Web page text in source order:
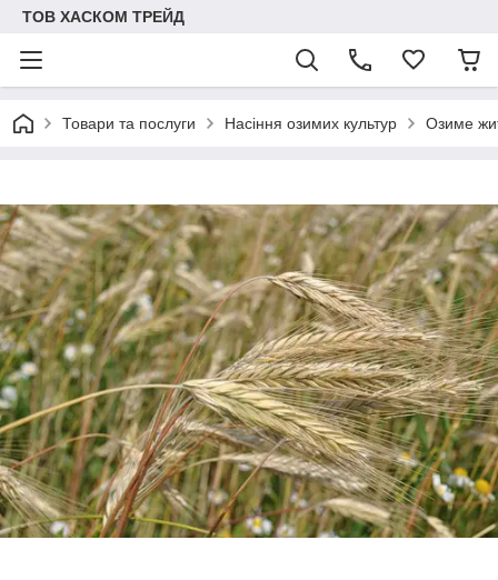
ТОВ ХАСКОМ ТРЕЙД
Товари та послуги Насіння озимих культур Озиме